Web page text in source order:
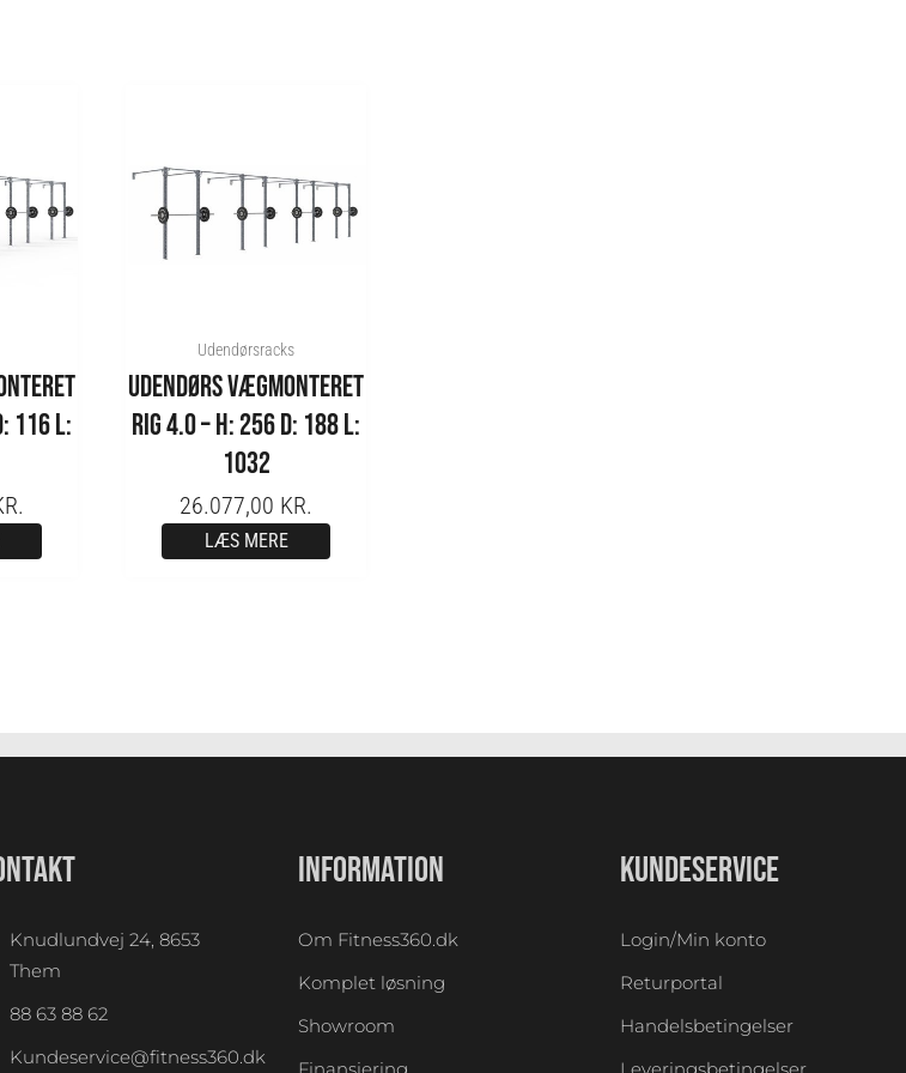
116 L:
Udendørsracks
UDENDØRS VÆGMONTERET
RIG 4.0 – H: 256 D: 188 L:
1032
26.077,00 KR.
LÆS MERE
Knudlundvej 24, 8653
Them
88 63 88 62
Kundeservice@fitness360.dk
INFORMATION
Om Fitness360.dk
Komplet løsning
Showroom
KUNDESERVICE
Login/Min konto
Returportal
Handelsbetingelser